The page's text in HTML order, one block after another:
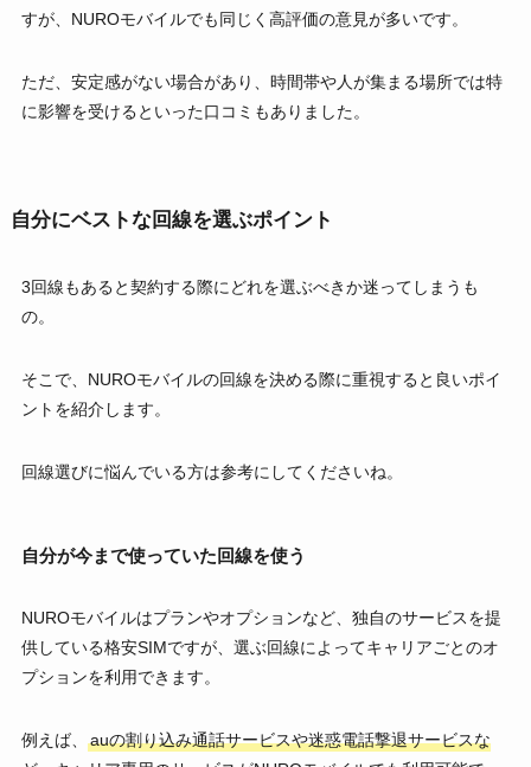
すが、NUROモバイルでも同じく高評価の意見が多いです。
ただ、安定感がない場合があり、時間帯や人が集まる場所では特
に影響を受けるといった口コミもありました。
自分にベストな回線を選ぶポイント
3回線もあると契約する際にどれを選ぶべきか迷ってしまうも
の。
そこで、NUROモバイルの回線を決める際に重視すると良いポイ
ントを紹介します。
回線選びに悩んでいる方は参考にしてくださいね。
自分が今まで使っていた回線を使う
NUROモバイルはプランやオプションなど、独自のサービスを提
供している格安SIMですが、選ぶ回線によってキャリアごとのオ
プションを利用できます。
例えば、
auの割り込み通話サービスや迷惑電話撃退サービスな